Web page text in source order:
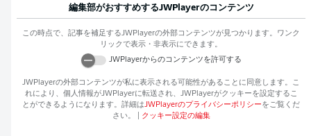
編集部がおすすめするJWPlayerのコンテンツ
この時点で、記事を補足するJWPlayerの外部コンテンツが見つかります。ワンク
リックで表示・非表示にできます。
JWPlayerからのコンテンツを許可する
JWPlayerの外部コンテンツが私に表示される可能性があることに同意します。こ
れにより、個人情報がJWPlayerに転送され、 JWPlayerがクッキーを設定するこ
とができるようになります。詳細はJWPlayerのプライバシーポリシーをご覧くだ
さい。
クッキー設定の編集